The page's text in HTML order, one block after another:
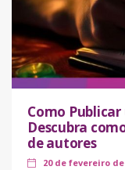
Como
Descubra
de autores
20 de fevereiro de